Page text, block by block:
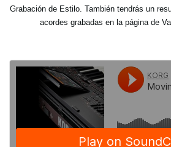
Grabación de Estilo. También tendrás un
acordes grabadas en la página de